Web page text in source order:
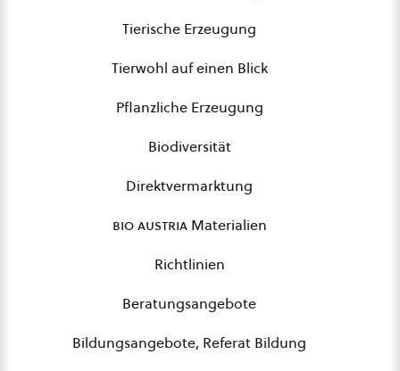
Tierische Erzeugung
Tierwohl auf einen Blick
Pflanzliche Erzeugung
Biodiversität
Direktvermarktung
bio austriaMaterialien
Richtlinien
Beratungsangebote
Bildungsangebote, Referat Bildung